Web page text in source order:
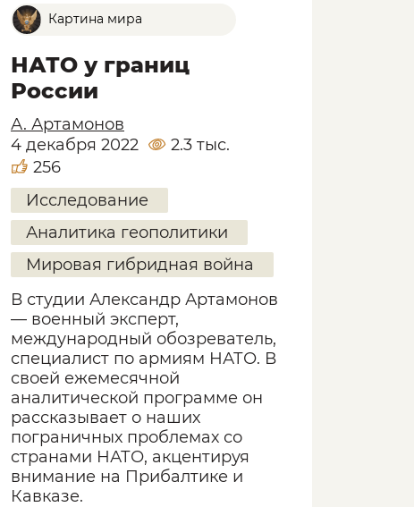
Картина мира
НАТО у границ
России
А. Артамонов
4 декабря 2022
2.3 тыс.
256
Исследование
Аналитика геополитики
Мировая гибридная война
В студии Александр Артамонов
— военный эксперт,
международный обозреватель,
специалист по армиям НАТО. В
своей ежемесячной
аналитической программе он
рассказывает о наших
пограничных проблемах со
странами НАТО, акцентируя
внимание на Прибалтике и
Кавказе.